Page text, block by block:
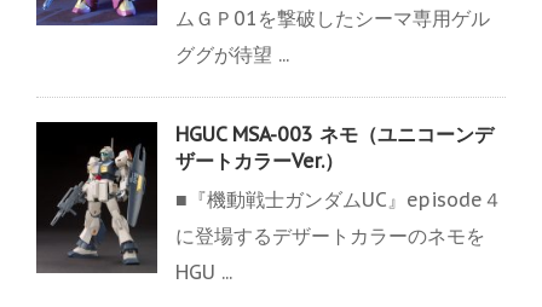
ムＧＰ01を撃破したシーマ専用ゲル
ググが待望 ...
HGUC MSA-003 ネモ（ユニコーンデ
ザートカラーVer.）
■『機動戦士ガンダムUC』episode４
に登場するデザートカラーのネモを
HGU ...